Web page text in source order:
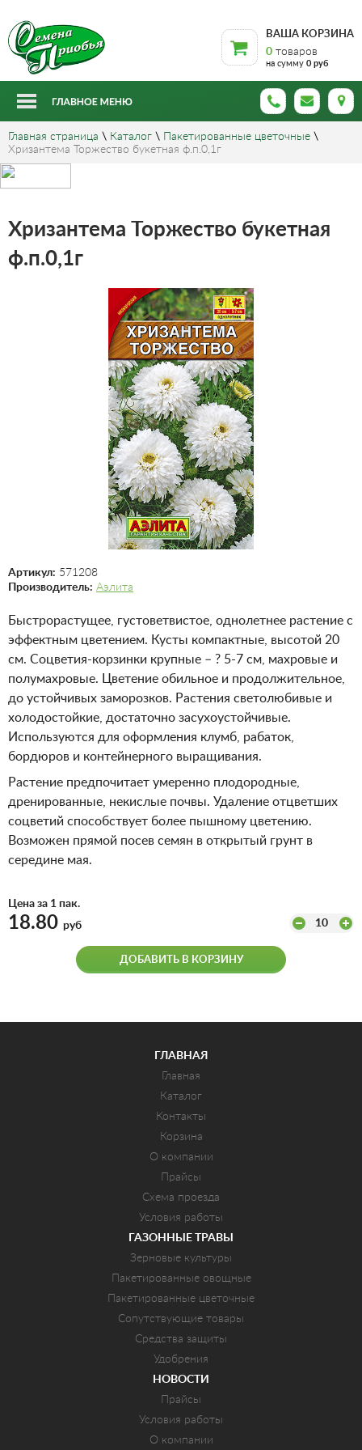
ВАША КОРЗИНА
0 товаров
на сумму 0 руб
Главная страница \ Каталог \ Пакетированные цветочные \
Хризантема Торжество букетная ф.п.0,1г
Хризантема Торжество букетная
ф.п.0,1г
Артикул: 571208
Производитель: Аэлита
Быстрорастущее, густоветвистое, однолетнее растение с
эффектным цветением. Кусты компактные, высотой 20
см. Соцветия-корзинки крупные – ? 5-7 см, махровые и
полумахровые. Цветение обильное и продолжительное,
до устойчивых заморозков. Растения светолюбивые и
холодостойкие, достаточно засухоустойчивые.
Используются для оформления клумб, рабаток,
бордюров и контейнерного выращивания.
Растение предпочитает умеренно плодородные,
дренированные, некислые почвы. Удаление отцветших
соцветий способствует более пышному цветению.
Возможен прямой посев семян в открытый грунт в
середине мая.
Цена за 1 пак.
18.80 руб 10
ДОБАВИТЬ В КОРЗИНУ
ГЛАВНАЯ
Главная
Каталог
Контакты
Корзина
О компании
Прайсы
Схема проезда
Условия работы
ГАЗОННЫЕ ТРАВЫ
Зерновые культуры
Пакетированные овощные
Пакетированные цветочные
Сопутствующие товары
Средства защиты
Удобрения
НОВОСТИ
Прайсы
Условия работы
О компании